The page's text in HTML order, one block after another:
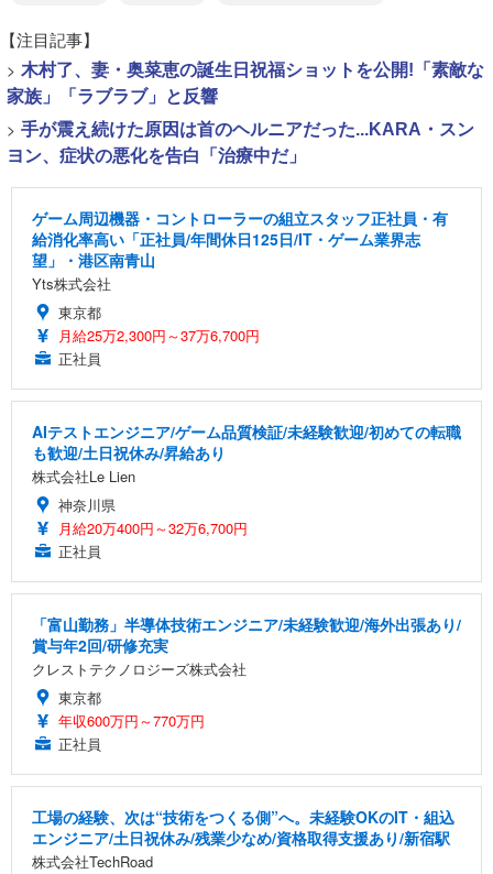
【注目記事】
> 木村了、妻・奥菜恵の誕生日祝福ショットを公開!「素敵な
家族」「ラブラブ」と反響
> 手が震え続けた原因は首のヘルニアだった...KARA・スン
ヨン、症状の悪化を告白「治療中だ」
ゲーム周辺機器・コントローラーの組立スタッフ正社員・有
給消化率高い「正社員/年間休日125日/IT・ゲーム業界志
望」・港区南青山
Yts株式会社
東京都
月給25万2,300円～37万6,700円
正社員
AIテストエンジニア/ゲーム品質検証/未経験歓迎/初めての転職
も歓迎/土日祝休み/昇給あり
株式会社Le Lien
神奈川県
月給20万400円～32万6,700円
正社員
「富山勤務」半導体技術エンジニア/未経験歓迎/海外出張あり/
賞与年2回/研修充実
クレストテクノロジーズ株式会社
東京都
年収600万円～770万円
正社員
工場の経験、次は“技術をつくる側”へ。未経験OKのIT・組込
エンジニア/土日祝休み/残業少なめ/資格取得支援あり/新宿駅
株式会社TechRoad